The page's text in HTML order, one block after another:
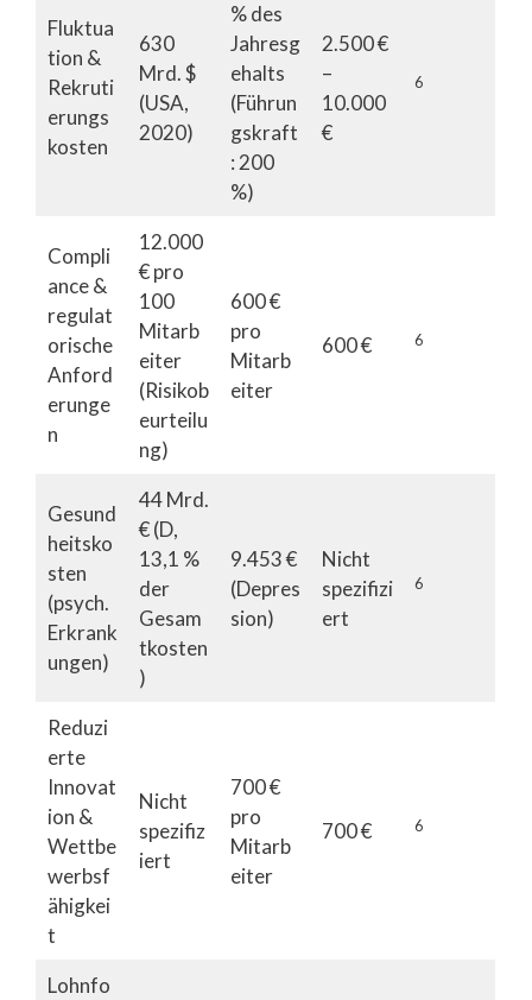
Fluktua
tion &
Rekruti
erungs
kosten
630
Mrd. $
(USA,
2020)
% des
Jahresg
ehalts
(Führun
gskraft
: 200
%)
2.500 €
–
10.000
€
6
Compli
ance &
regulat
orische
Anford
erunge
n
12.000
€ pro
100
Mitarb
eiter
(Risikob
eurteilu
ng)
600 €
pro
Mitarb
eiter
600 € 6
Gesund
heitsko
sten
(psych.
Erkrank
ungen)
44 Mrd.
€ (D,
13,1 %
der
Gesam
tkosten
)
9.453 €
(Depres
sion)
Nicht
spezifizi
ert
6
Reduzi
erte
Innovat
ion &
Wettbe
werbsf
ähigkei
t
Nicht
spezifiz
iert
700 €
pro
Mitarb
eiter
700 € 6
Lohnfo